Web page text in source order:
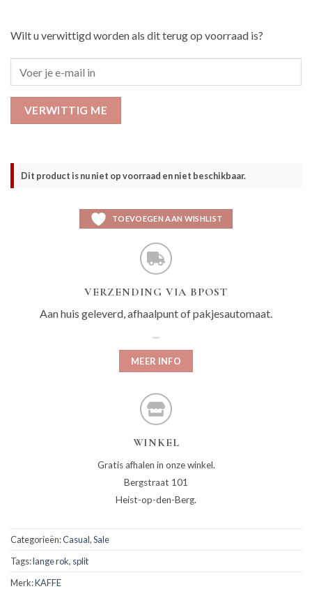
Wilt u verwittigd worden als dit terug op voorraad is?
VERWITTIG ME
Dit product is nu niet op voorraad en niet beschikbaar.
TOEVOEGEN AAN WISHLIST
VERZENDING VIA BPOST
Aan huis geleverd, afhaalpunt of pakjesautomaat.
MEER INFO
WINKEL
Gratis afhalen in onze winkel.
Bergstraat 101
Heist-op-den-Berg.
Categorieën:Casual,Sale
Tags:lange rok, split
Merk:KAFFE